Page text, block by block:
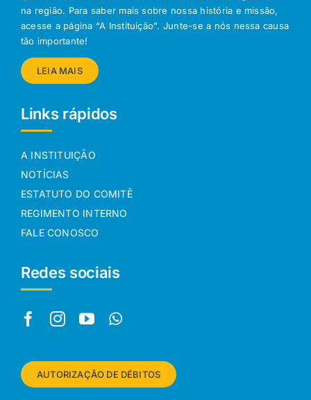
na região. Para saber mais sobre nossa história e missão,
acesse a página “A Instituição”. Junte-se a nós nessa causa
tão importante!
LEIA MAIS
Links rápidos
A INSTITUIÇÃO
NOTÍCIAS
ESTATUTO DO COMITÊ
REGIMENTO INTERNO
FALE CONOSCO
Redes sociais
AUTORIZAÇÃO DE DÉBITOS